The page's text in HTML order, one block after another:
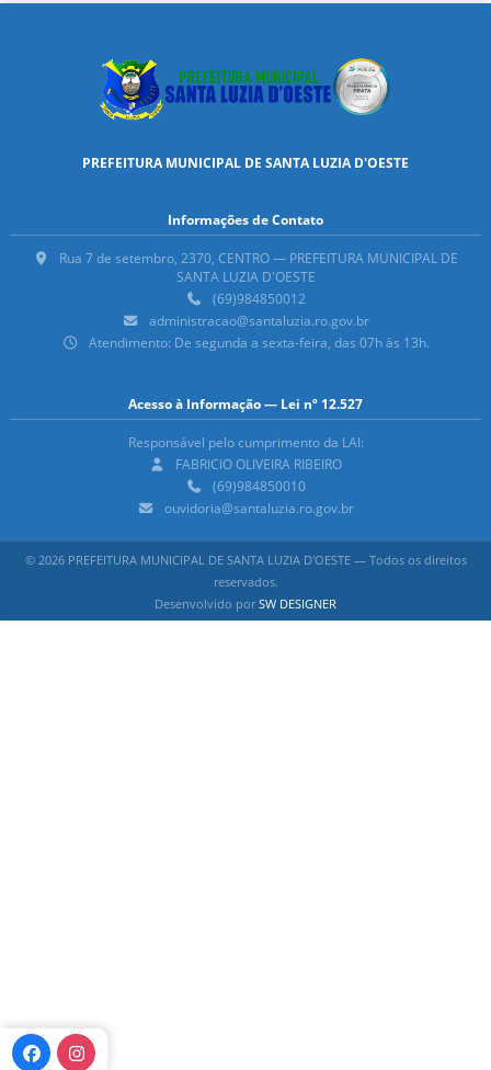
PREFEITURA MUNICIPAL DE SANTA LUZIA D'OESTE
Informações de Contato
Rua 7 de setembro, 2370, CENTRO — PREFEITURA MUNICIPAL DE
SANTA LUZIA D'OESTE
(69)984850012
administracao@santaluzia.ro.gov.br
Atendimento: De segunda a sexta-feira, das 07h às 13h.
Acesso à Informação — Lei nº 12.527
Responsável pelo cumprimento da LAI:
FABRICIO OLIVEIRA RIBEIRO
(69)984850010
ouvidoria@santaluzia.ro.gov.br
© 2026 PREFEITURA MUNICIPAL DE SANTA LUZIA D'OESTE — Todos os direitos
reservados.
Desenvolvido porSW DESIGNER